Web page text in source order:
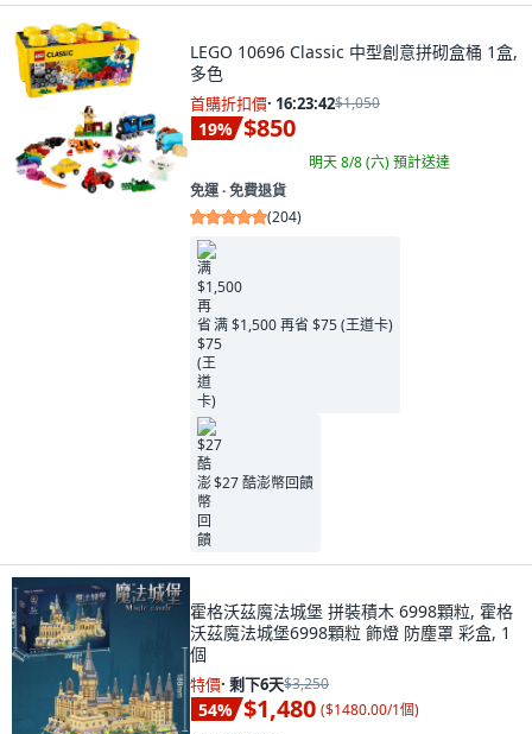
LEGO 10696 Classic 中型創意拼砌盒桶 1盒,
多色
首購折扣價· 16:23:41$1,050
19% $850
明天 8/8 (六)預計送達
免運 ∙ 免費退貨
(204)
满 $1,500 再省 $75 (王道卡)
$27 酷澎幣回饋
霍格沃茲魔法城堡 拼裝積木 6998顆粒, 霍格
沃茲魔法城堡6998顆粒 飾燈 防塵罩 彩盒, 1
個
特價· 剩下6天$3,250
54% $1,480 ($1480.00/1個)